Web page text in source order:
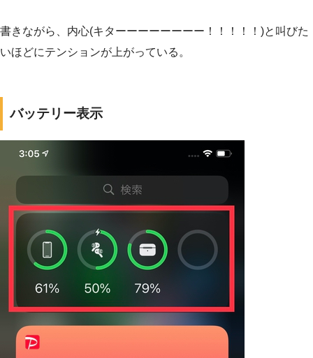
書きながら、内心(キターーーーーーーー！！！！！)と叫びた
いほどにテンションが上がっている。
バッテリー表示